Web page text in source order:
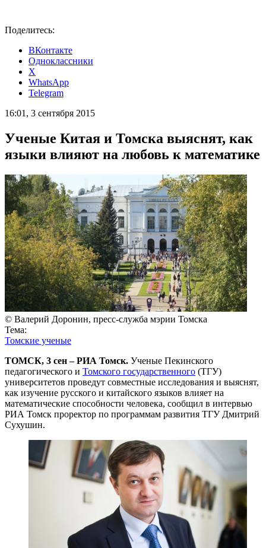
Поделитесь:
ВКонтакте
Одноклассники
X
WhatsApp
Telegram
16:01, 3 сентября 2015
Ученые Китая и Томска выяснят, как
языки влияют на любовь к математике
© Валерий Доронин, пресс-служба мэрии Томска
Тема:
Томские ученые
ТОМСК, 3 сен – РИА Томск. Ученые Пекинского
педагогического и Томского государственного (ТГУ)
университетов проведут совместные исследования и выяснят,
как изучение русского и китайского языков влияет на
математические способности человека, сообщил в интервью
РИА Томск проректор по программам развития ТГУ Дмитрий
Сухушин.